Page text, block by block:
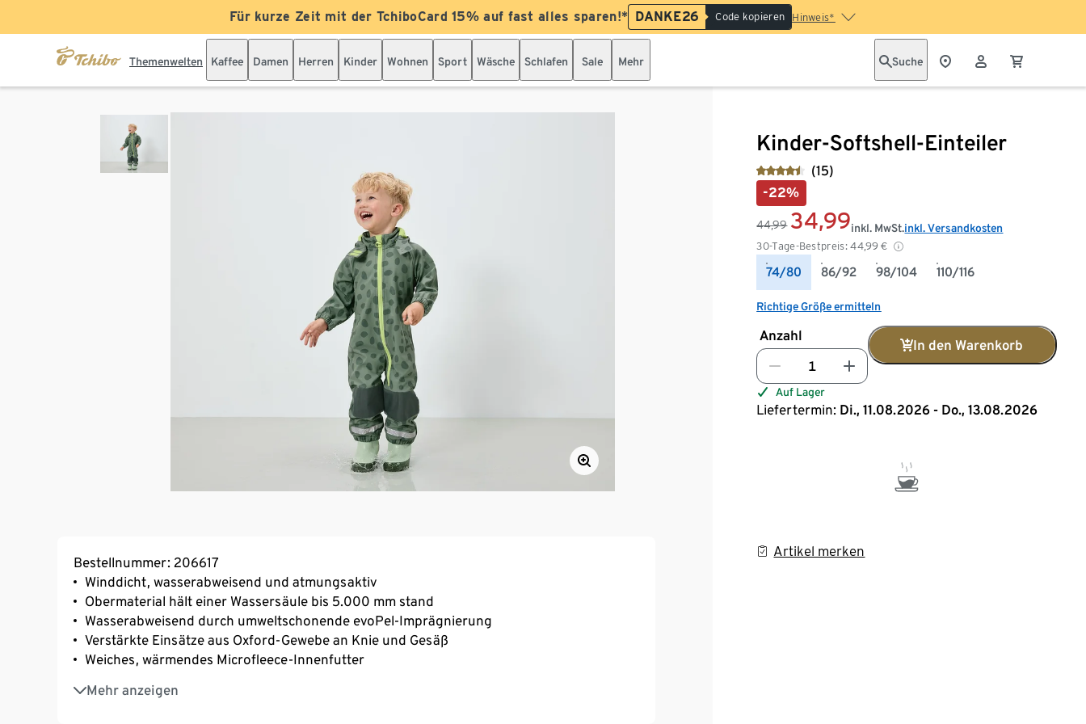
Für kurze Zeit mit der TchiboCard 15% auf fast alles sparen!* DANKE26 Code kopieren Hinweis*
Themenwelten Kaffee Damen Herren Kinder Wohnen Sport Wäsche Schlafen Sale Mehr Suche
Kinder-Softshell-Einteiler
(15)
-22%
44,99 34,99
30-Tage-Bestpreis: 44,99 €
inkl. MwSt.inkl. Versandkosten
74/80 86/92 98/104 110/116
Richtige Größe ermitteln
Anzahl
In den Warenkorb
Auf Lager
Liefertermin: Di., 11.08.2026 - Do., 13.08.2026
Artikel merken
Bestellnummer: 206617
Winddicht, wasserabweisend und atmungsaktiv
Obermaterial hält einer Wassersäule bis 5.000 mm stand
Wasserabweisend durch umweltschonende evoPel-Imprägnierung
Verstärkte Einsätze aus Oxford-Gewebe an Knie und Gesäß
Weiches, wärmendes Microfleece-Innenfutter
Mehr anzeigen
Unterlegter, wasserdichter Reißverschluss mit Kinnschutz
Gr. 74/80 mit elastischen Fußstegen